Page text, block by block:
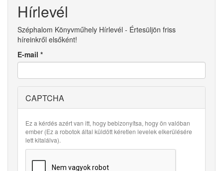
Hírlevél
Széphalom Könyvműhely Hírlevél - Értesüljön friss
híreinkről elsőként!
E-mail *
CAPTCHA
Ez a kérdés azért van itt, hogy bebizonyítsa, hogy ön valóban
ember (Ez a robotok által küldött kéretlen levelek elkerülésére
lett kitalálva).